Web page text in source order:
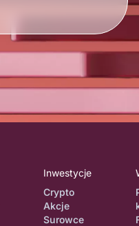
Inwestycje
Crypto
Akcje
Surowce